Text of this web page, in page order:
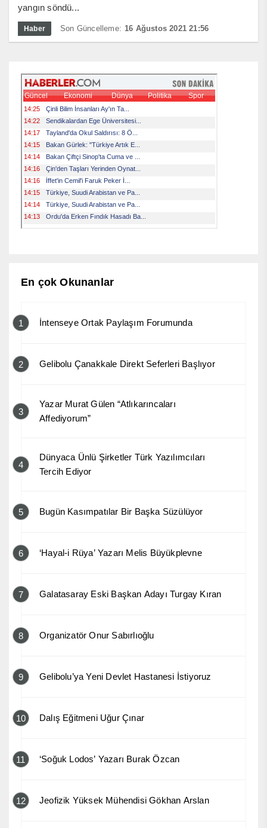
yangın söndü...
Haber Son Güncelleme: 16 Ağustos 2021 21:56
En çok Okunanlar
1 İntenseye Ortak Paylaşım Forumunda
2 Gelibolu Çanakkale Direkt Seferleri Başlıyor
3
Yazar Murat Gülen “Atlıkarıncaları
Affediyorum”
4
Dünyaca Ünlü Şirketler Türk Yazılımcıları
Tercih Ediyor
5 Bugün Kasımpatılar Bir Başka Süzülüyor
6 ‘Hayal-i Rüya’ Yazarı Melis Büyükplevne
7 Galatasaray Eski Başkan Adayı Turgay Kıran
8 Organizatör Onur Sabırlıoğlu
9 Gelibolu’ya Yeni Devlet Hastanesi İstiyoruz
10 Dalış Eğitmeni Uğur Çınar
11 ‘Soğuk Lodos’ Yazarı Burak Özcan
12 Jeofizik Yüksek Mühendisi Gökhan Arslan